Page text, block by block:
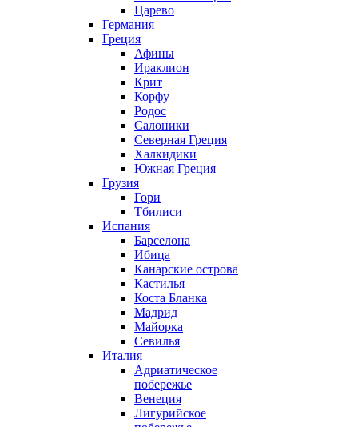
Царево
Германия
Греция
Афины
Ираклион
Крит
Корфу
Родос
Салоники
Северная Греция
Халкидики
Южная Греция
Грузия
Гори
Тбилиси
Испания
Барселона
Ибица
Канарские острова
Кастилья
Коста Бланка
Мадрид
Майорка
Севилья
Италия
Адриатическое
побережье
Венеция
Лигурийское